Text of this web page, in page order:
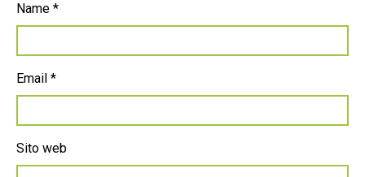
Name *
Email *
Sito web